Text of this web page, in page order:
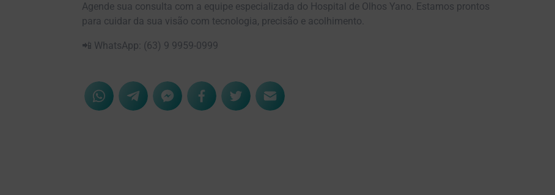
Agende sua consulta com a equipe especializada do Hospital de Olhos Yano. Estamos prontos
para cuidar da sua visão com tecnologia, precisão e acolhimento.
📲 WhatsApp: (63) 9 9959-0999